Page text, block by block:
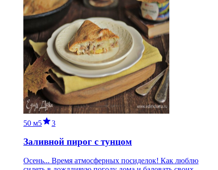
50 м5 3
Заливной пирог с тунцом
Осень... Время атмосферных посиделок! Как люблю